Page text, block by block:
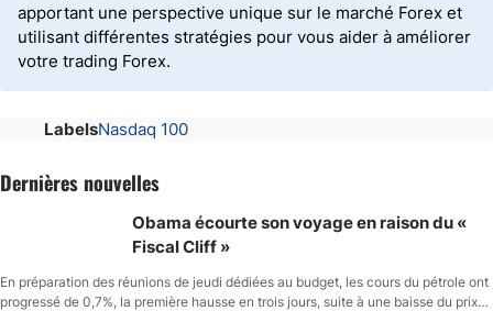
apportant une perspective unique sur le marché Forex et
utilisant différentes stratégies pour vous aider à améliorer
votre trading Forex.
LabelsNasdaq 100
Dernières nouvelles
Obama écourte son voyage en raison du «
Fiscal Cliff »
En préparation des réunions de jeudi dédiées au budget, les cours du pétrole ont
progressé de 0,7%, la première hausse en trois jours, suite à une baisse du prix